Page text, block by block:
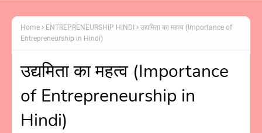
Home ENTREPRENEURSHIP HINDI
उद्यमिता का महत्व (Importance of
Entrepreneurship in Hindi)
उद्यमिता का महत्व (Importance
of Entrepreneurship in
Hindi)